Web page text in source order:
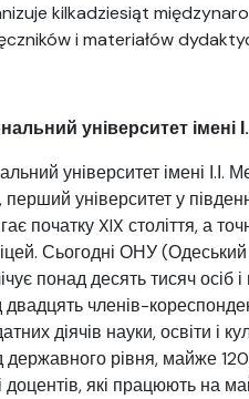
kilkadziesiąt
i materiałów
університет імені
університет імені
перший університет у
початку XIX століття, а
Сьогодні ОНУ
понад десять тисяч осіб
членів-
діячів науки, освіти і
державного рівня, майже
доцентів, які працюють на